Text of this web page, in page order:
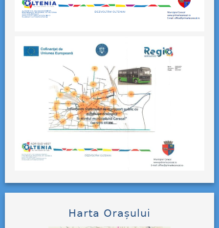
Harta Orașului